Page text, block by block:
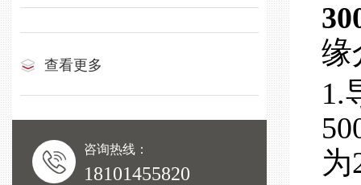
查看更多
咨询热线：
18101455820
缘
1.
为